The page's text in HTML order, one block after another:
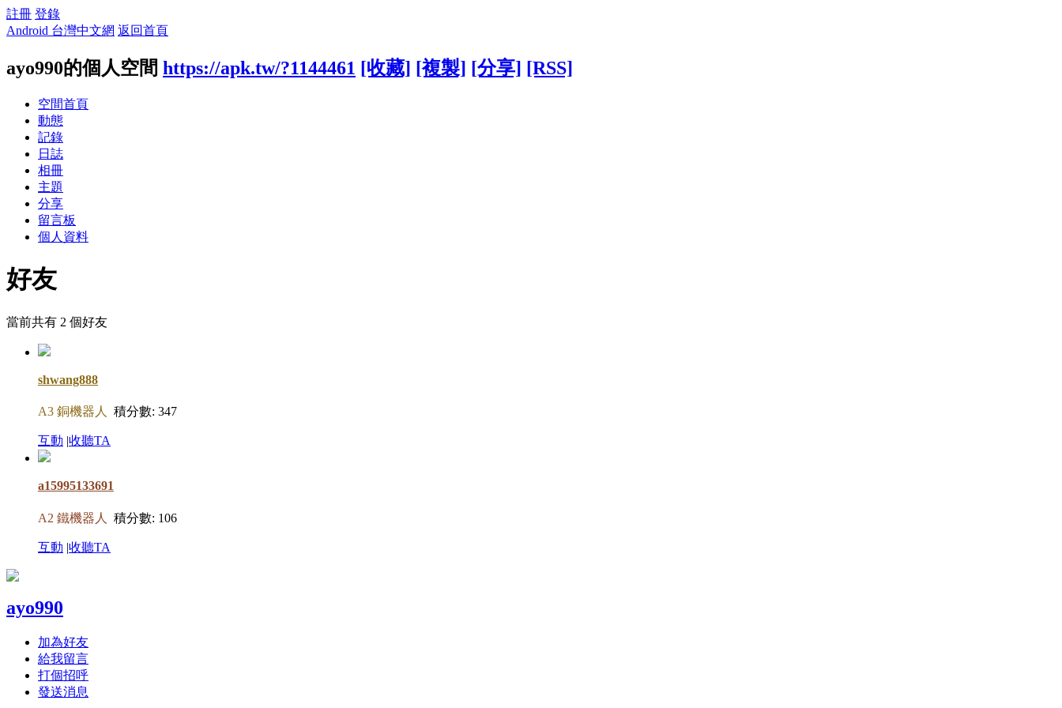
註冊 登錄
Android 台灣中文網 返回首頁
ayo990的個人空間 https://apk.tw/?1144461 [收藏] [複製] [分享] [RSS]
空間首頁
動態
記錄
日誌
相冊
主題
分享
留言板
個人資料
好友
當前共有 2 個好友
shwang888
A3 銅機器人 積分數: 347
互動 |收聽TA
a15995133691
A2 鐵機器人 積分數: 106
互動 |收聽TA
ayo990
加為好友
給我留言
打個招呼
發送消息